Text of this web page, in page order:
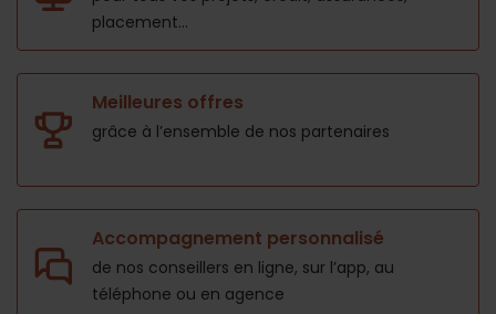
placement...
Meilleures offres
grâce à l’ensemble de nos partenaires
Accompagnement personnalisé
de nos conseillers en ligne, sur l’app, au
téléphone ou en agence